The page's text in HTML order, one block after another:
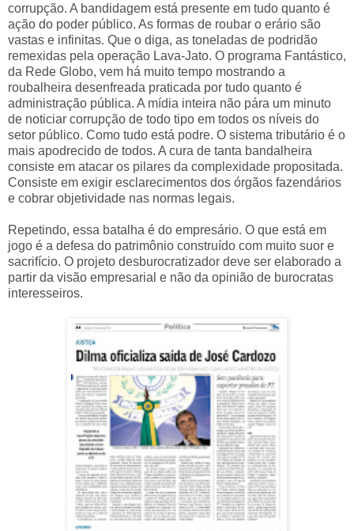
corrupção. A bandidagem está presente em tudo quanto é
ação do poder público. As formas de roubar o erário são
vastas e infinitas. Que o diga, as toneladas de podridão
remexidas pela operação Lava-Jato. O programa Fantástico,
da Rede Globo, vem há muito tempo mostrando a
roubalheira desenfreada praticada por tudo quanto é
administração pública. A mídia inteira não pára um minuto
de noticiar corrupção de todo tipo em todos os níveis do
setor público. Como tudo está podre. O sistema tributário é o
mais apodrecido de todos. A cura de tanta bandalheira
consiste em atacar os pilares da complexidade propositada.
Consiste em exigir esclarecimentos dos órgãos fazendários
e cobrar objetividade nas normas legais.
Repetindo, essa batalha é do empresário. O que está em
jogo é a defesa do patrimônio construído com muito suor e
sacrifício. O projeto desburocratizador deve ser elaborado a
partir da visão empresarial e não da opinião de burocratas
interesseiros.